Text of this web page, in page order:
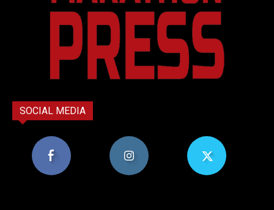
SOCIAL MEDIA